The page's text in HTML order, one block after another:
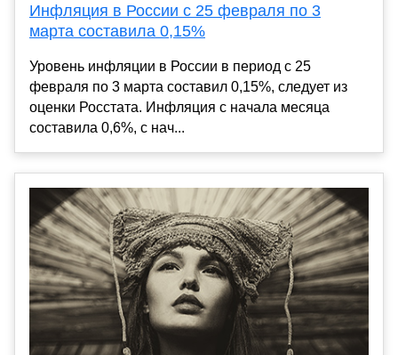
Инфляция в России с 25 февраля по 3
марта составила 0,15%
Уровень инфляции в России в период с 25
февраля по 3 марта составил 0,15%, следует из
оценки Росстата. Инфляция с начала месяца
составила 0,6%, с нач...